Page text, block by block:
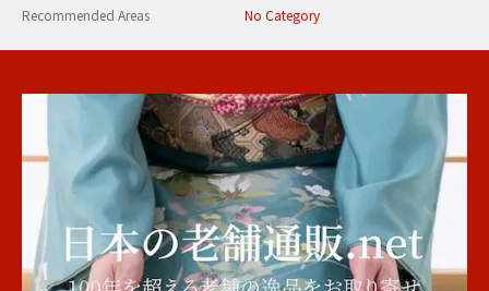
Recommended Areas
No Category